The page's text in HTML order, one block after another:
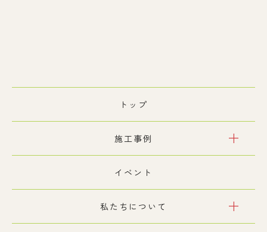
トップ
施工事例 add
イベント
私たちについて
add